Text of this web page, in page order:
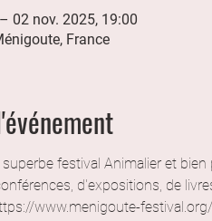
02 nov. 2025, 19:00
France
festival Animalier et bien
d'expositions, de
www.menigoute-